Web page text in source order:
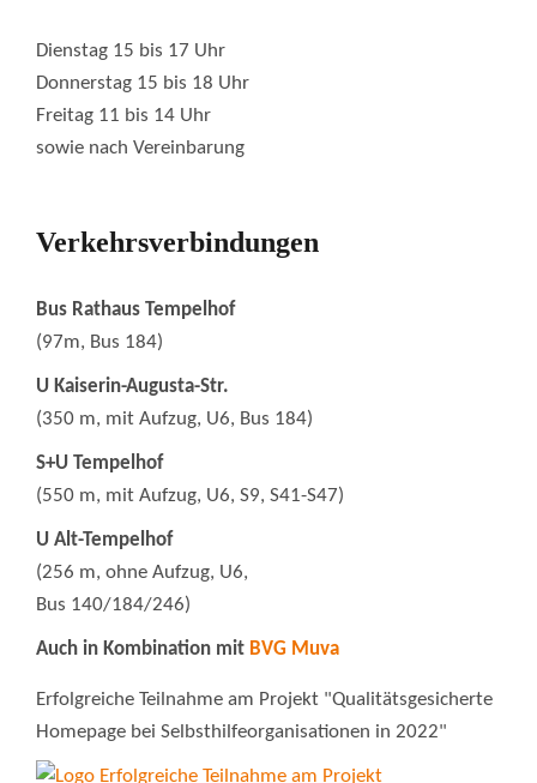
Dienstag 15 bis 17 Uhr
Donnerstag 15 bis 18 Uhr
Freitag 11 bis 14 Uhr
sowie nach Vereinbarung
Verkehrsverbindungen
Bus Rathaus Tempelhof
(97m, Bus 184)
U Kaiserin-Augusta-Str.
(350 m, mit Aufzug, U6, Bus 184)
S+U Tempelhof
(550 m, mit Aufzug, U6, S9, S41-S47)
U Alt-Tempelhof
(256 m, ohne Aufzug, U6,
Bus 140/184/246)
Auch in Kombination mit BVG Muva
Erfolgreiche Teilnahme am Projekt "Qualitätsgesicherte
Homepage bei Selbsthilfeorganisationen in 2022"